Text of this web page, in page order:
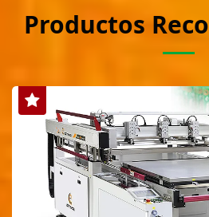
Productos